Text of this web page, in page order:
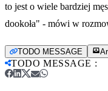
to jest o wiele bardziej
dookoła" - mówi w
TODO MESSAGE
TODO MESSAGE :